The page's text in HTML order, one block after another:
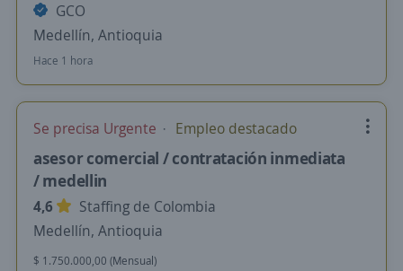
GCO
Medellín, Antioquia
Hace 1 hora
Se precisa Urgente Empleo destacado
asesor comercial / contratación inmediata
/ medellin
4,6
Staffing de Colombia
Medellín, Antioquia
$ 1.750.000,00 (Mensual)